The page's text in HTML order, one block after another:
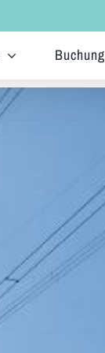
Buchung